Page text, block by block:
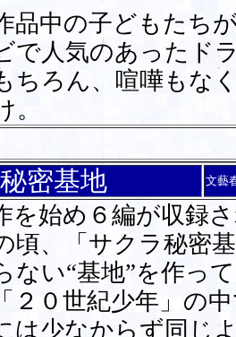
中の子どもたち
で人気のあったド
ちろん、喧嘩もな
。
密基地 文藝
始め６編が収録
頃、「サクラ秘密
ない“基地”を作っ
２０世紀少年」の
は少なからず同じ